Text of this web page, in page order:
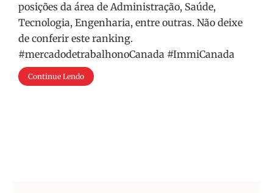
posições da área de Administração, Saúde,
Tecnologia, Engenharia, entre outras. Não deixe
de conferir este ranking.
#mercadodetrabalhonoCanada #ImmiCanada
Continue Lendo